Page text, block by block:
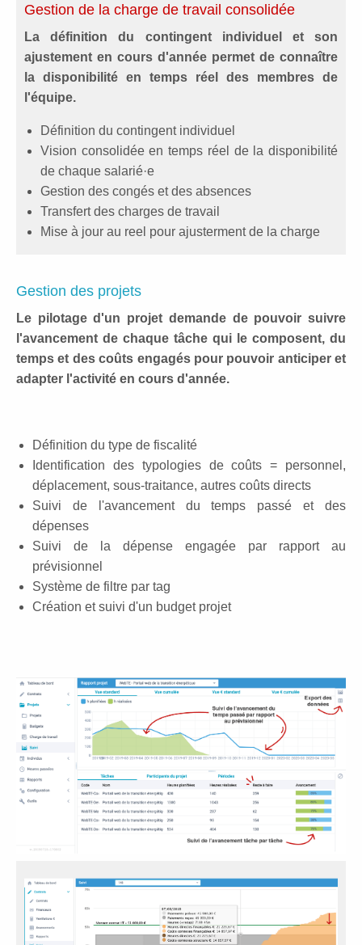
Gestion de la charge de travail consolidée
La définition du contingent individuel et son
ajustement en cours d'année permet de connaître
la disponibilité en temps réel des membres de
l'équipe.
Définition du contingent individuel
Vision consolidée en temps réel de la disponibilité
de chaque salarié·e
Gestion des congés et des absences
Transfert des charges de travail
Mise à jour au reel pour ajusterment de la charge
Gestion des projets
Le pilotage d'un projet demande de pouvoir suivre
l'avancement de chaque tâche qui le composent, du
temps et des coûts engagés pour pouvoir anticiper et
adapter l'activité en cours d'année.
Définition du type de fiscalité
Identification des typologies de coûts = personnel,
déplacement, sous-traitance, autres coûts directs
Suivi de l'avancement du temps passé et des
dépenses
Suivi de la dépense engagée par rapport au
prévisionnel
Système de filtre par tag
Création et suivi d'un budget projet